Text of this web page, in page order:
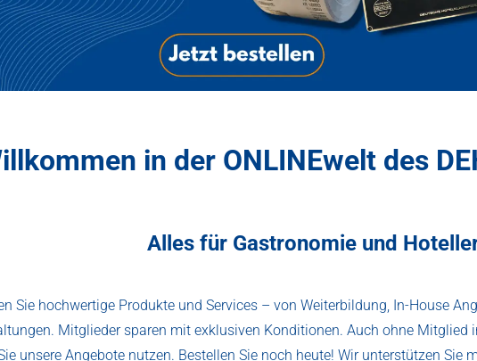
in der ONLINEwelt des
Alles für Gastronomie und
Sie hochwertige Produkte und Services – von Weiterbildung, In-House
Mitglieder sparen mit exklusiven Konditionen. Auch ohne Mitglied
unsere Angebote nutzen. Bestellen Sie noch heute! Wir unterstützen Sie